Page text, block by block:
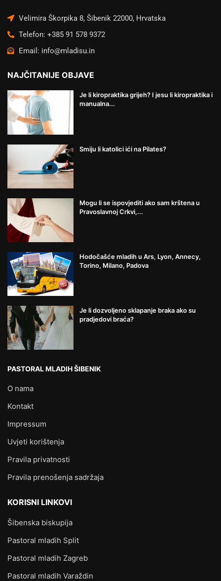
Velimira Škorpika 8, Šibenik 22000, Hrvatska
Telefon: +385 91 578 9372
Email: info@mladisu.in
NAJČITANIJE OBJAVE
Je li kiropraktika grijeh? I jesu li kiropraktika i
manualna...
Smiju li katolici ići na Pilates?
Mogu li se ispovjediti ako sam krštena u
Pravoslavnoj Crkvi,...
Hodočašće mladih u Ars, Lyon, Annecy,
Torino, Milano, Padova
Je li dozvoljeno sklapanje braka ako su
pradjedovi braća?
PASTORAL MLADIH ŠIBENIK
O nama
Kontakt
Impressum
Uvjeti korištenja
Pravila privatnosti
Pravila prenošenja sadržaja
KORISNI LINKOVI
Šibenska biskupija
Pastoral mladih Split
Pastoral mladih Zagreb
Pastoral mladih Varaždin